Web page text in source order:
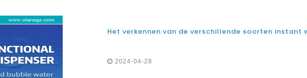
2024-04-28